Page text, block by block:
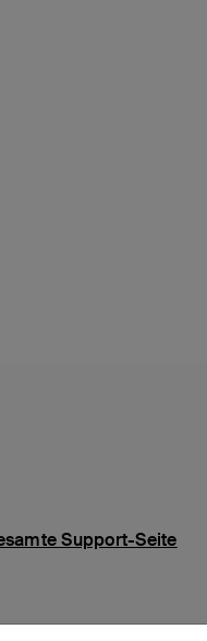
Support-Seite